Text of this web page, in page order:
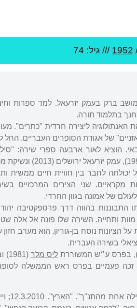
1952 /// גיל: 74
ברק בעמק יזרעאל. למד ספרות
בתלמוד תורה.
האנתולוגיה ליצירה חרדית "כתרים".
של אגודת הסופרים העבריים.
הוציא לאור ארבעה ספרי שירה:
לחבר בין חוויית חיים ממשית
מקראיים. שני הצירים המרכזיים
של אמונה בגוון החרדי.
התבוננות בהווה דרך פרספקטיבה
מוות ותחייה. השירה שלו פונה אל אלה
הציונות נוסח בן-גוריון. הוא מערב
בשירה העברית.
ליס מלר
העברית (2015). זכה פעמיים בפרס ראש